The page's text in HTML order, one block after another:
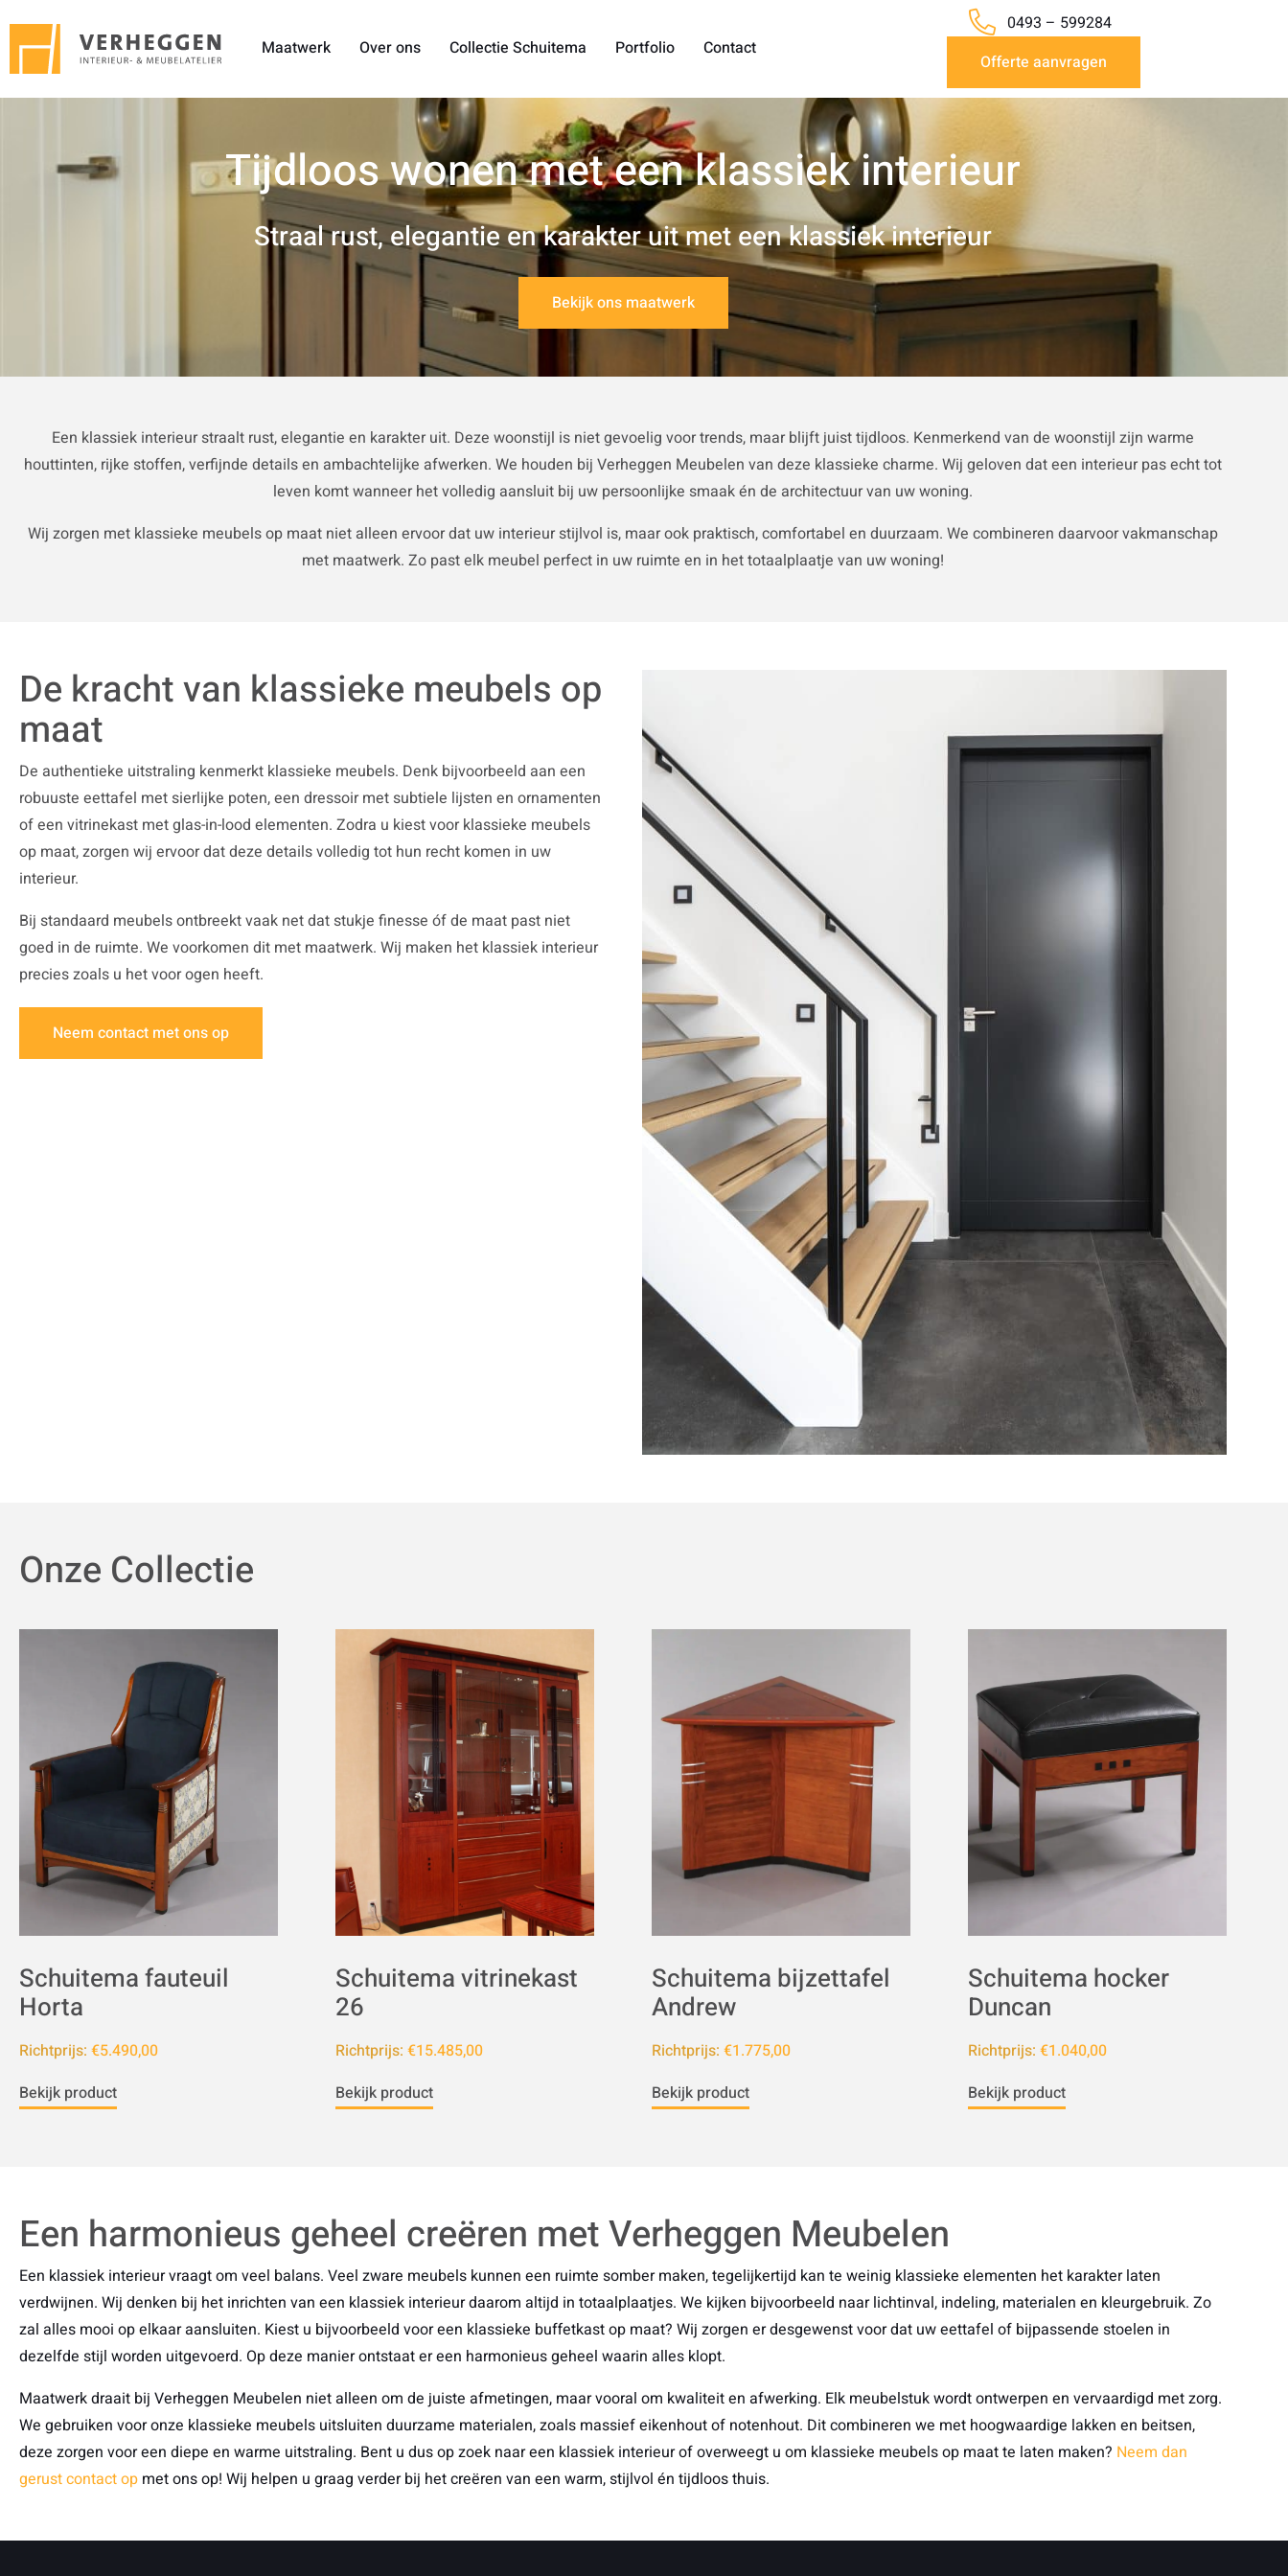
Maatwerk Over ons Collectie Schuitema Portfolio Contact
0493 – 599284
Offerte aanvragen
Tijdloos wonen met een klassiek interieur
Straal rust, elegantie en karakter uit met een klassiek interieur
Bekijk ons maatwerk
Een klassiek interieur straalt rust, elegantie en karakter uit. Deze woonstijl is niet gevoelig voor trends, maar blijft juist tijdloos. Kenmerkend van de woonstijl zijn warme
houttinten, rijke stoffen, verfijnde details en ambachtelijke afwerken. We houden bij Verheggen Meubelen van deze klassieke charme. Wij geloven dat een interieur pas echt tot
leven komt wanneer het volledig aansluit bij uw persoonlijke smaak én de architectuur van uw woning.
Wij zorgen met klassieke meubels op maat niet alleen ervoor dat uw interieur stijlvol is, maar ook praktisch, comfortabel en duurzaam. We combineren daarvoor vakmanschap
met maatwerk. Zo past elk meubel perfect in uw ruimte en in het totaalplaatje van uw woning!
De kracht van klassieke meubels op
maat
De authentieke uitstraling kenmerkt klassieke meubels. Denk bijvoorbeeld aan een
robuuste eettafel met sierlijke poten, een dressoir met subtiele lijsten en ornamenten
of een vitrinekast met glas-in-lood elementen. Zodra u kiest voor klassieke meubels
op maat, zorgen wij ervoor dat deze details volledig tot hun recht komen in uw
interieur.
Bij standaard meubels ontbreekt vaak net dat stukje finesse óf de maat past niet
goed in de ruimte. We voorkomen dit met maatwerk. Wij maken het klassiek interieur
precies zoals u het voor ogen heeft.
Neem contact met ons op
Onze Collectie
Schuitema fauteuil
Horta
Richtprijs: €5.490,00
Bekijk product
Schuitema vitrinekast
26
Richtprijs: €15.485,00
Bekijk product
Schuitema bijzettafel
Andrew
Richtprijs: €1.775,00
Bekijk product
Schuitema hocker
Duncan
Richtprijs: €1.040,00
Bekijk product
Een harmonieus geheel creëren met Verheggen Meubelen
Een klassiek interieur vraagt om veel balans. Veel zware meubels kunnen een ruimte somber maken, tegelijkertijd kan te weinig klassieke elementen het karakter laten
verdwijnen. Wij denken bij het inrichten van een klassiek interieur daarom altijd in totaalplaatjes. We kijken bijvoorbeeld naar lichtinval, indeling, materialen en kleurgebruik. Zo
zal alles mooi op elkaar aansluiten. Kiest u bijvoorbeeld voor een klassieke buffetkast op maat? Wij zorgen er desgewenst voor dat uw eettafel of bijpassende stoelen in
dezelfde stijl worden uitgevoerd. Op deze manier ontstaat er een harmonieus geheel waarin alles klopt.
Maatwerk draait bij Verheggen Meubelen niet alleen om de juiste afmetingen, maar vooral om kwaliteit en afwerking. Elk meubelstuk wordt ontwerpen en vervaardigd met zorg.
We gebruiken voor onze klassieke meubels uitsluiten duurzame materialen, zoals massief eikenhout of notenhout. Dit combineren we met hoogwaardige lakken en beitsen,
deze zorgen voor een diepe en warme uitstraling. Bent u dus op zoek naar een klassiek interieur of overweegt u om klassieke meubels op maat te laten maken? Neem dan
gerust contact op met ons op! Wij helpen u graag verder bij het creëren van een warm, stijlvol én tijdloos thuis.